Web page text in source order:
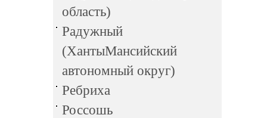
область)
Радужный
(ХантыМансийский
автономный округ)
Ребриха
Россошь